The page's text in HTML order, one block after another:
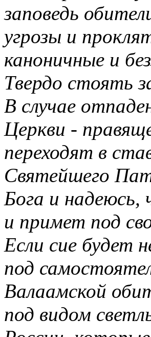
заповедь
угрозы и
каноничные и
Твердо стоять
В случае
Церкви -
переходят в
Святейшего
Бога и
и примет под
Если сие будет
под
Валаамской
под видом